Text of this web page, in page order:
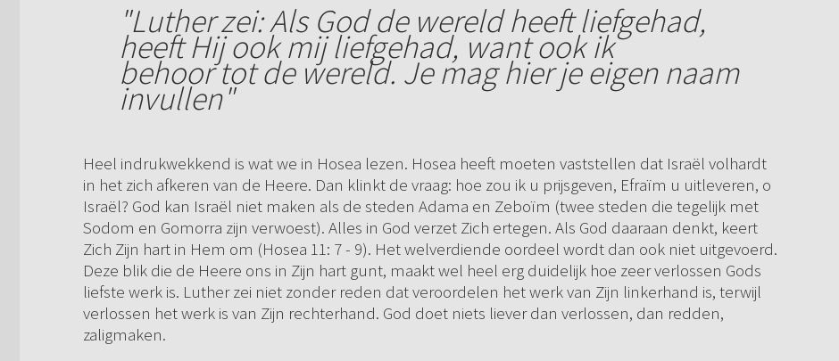
"Luther zei: Als God de wereld heeft liefgehad,
heeft Hij ook mij liefgehad, want ook ik
behoor tot de wereld. Je mag hier je eigen naam
invullen"
Heel indrukwekkend is wat we in Hosea lezen. Hosea heeft moeten vaststellen dat Israël volhardt
in het zich afkeren van de Heere. Dan klinkt de vraag: hoe zou ik u prijsgeven, Efraïm u uitleveren, o
Israël? God kan Israël niet maken als de steden Adama en Zeboïm (twee steden die tegelijk met
Sodom en Gomorra zijn verwoest). Alles in God verzet Zich ertegen. Als God daaraan denkt, keert
Zich Zijn hart in Hem om (Hosea 11: 7 - 9). Het welverdiende oordeel wordt dan ook niet uitgevoerd.
Deze blik die de Heere ons in Zijn hart gunt, maakt wel heel erg duidelijk hoe zeer verlossen Gods
liefste werk is. Luther zei niet zonder reden dat veroordelen het werk van Zijn linkerhand is, terwijl
verlossen het werk is van Zijn rechterhand. God doet niets liever dan verlossen, dan redden,
zaligmaken.